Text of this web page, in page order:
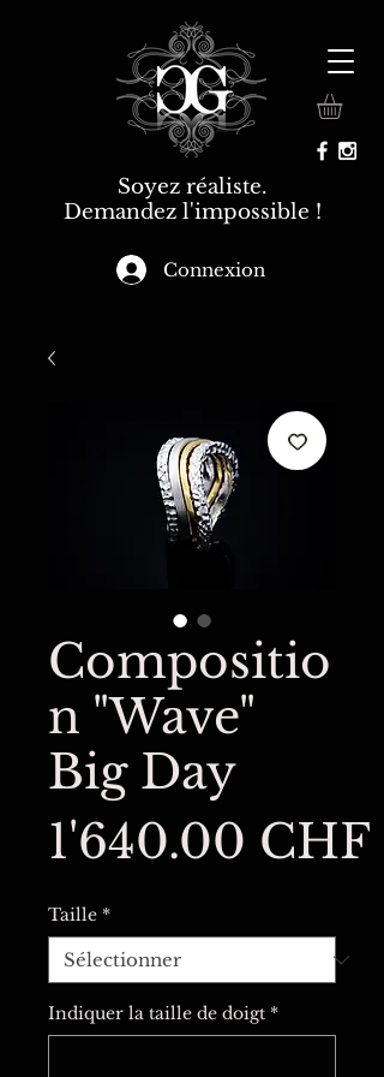
Soyez réaliste.
Demandez l'impossible !
Connexion
Compositio
n "Wave"
Big Day
1'640.00 CHF
Taille *
Indiquer la taille de doigt *